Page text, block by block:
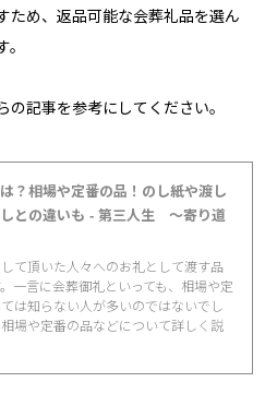
ため、返品可能な会葬礼品を選ん
記事を参考にしてください。
？相場や定番の品！のし紙や渡し
との違いも - 第三人生 〜寄り道
て頂いた人々へのお礼として渡す品
一言に会葬御礼といっても、相場や定
は知らない人が多いのではないでし
場や定番の品などについて詳しく説